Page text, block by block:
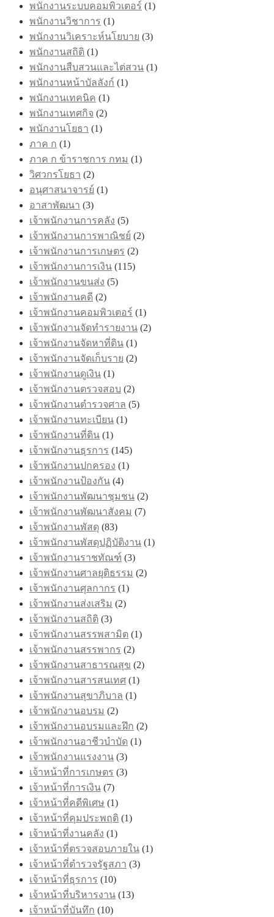
พนักงานระบบคอมพิวเตอร์ (1)
พนักงานวิชาการ (1)
พนักงานวิเคราะห์นโยบาย (3)
พนักงานสถิติ (1)
พนักงานสืบสวนและไต่สวน (1)
พนักงานหน้าบัลลังก์ (1)
พนักงานเทคนิค (1)
พนักงานเทศกิจ (2)
พนักงานโยธา (1)
ภาค ก (1)
ภาค ก ข้าราชการ กทม (1)
วิศวกรโยธา (2)
อนุศาสนาจารย์ (1)
อาสาพัฒนา (3)
เจ้าพนักงานการคลัง (5)
เจ้าพนักงานการพาณิชย์ (2)
เจ้าพนักงานการเกษตร (2)
เจ้าพนักงานการเงิน (115)
เจ้าพนักงานขนส่ง (5)
เจ้าพนักงานคดี (2)
เจ้าพนักงานคอมพิวเตอร์ (1)
เจ้าพนักงานจัดทำรายงาน (2)
เจ้าพนักงานจัดหาที่ดิน (1)
เจ้าพนักงานจัดเก็บราย (2)
เจ้าพนักงานดูเงิน (1)
เจ้าพนักงานตรวจสอบ (2)
เจ้าพนักงานตำรวจศาล (5)
เจ้าพนักงานทะเบียน (1)
เจ้าพนักงานที่ดิน (1)
เจ้าพนักงานธุรการ (145)
เจ้าพนักงานปกครอง (1)
เจ้าพนักงานป้องกัน (4)
เจ้าพนักงานพัฒนาชุมชน (2)
เจ้าพนักงานพัฒนาสังคม (7)
เจ้าพนักงานพัสดุ (83)
เจ้าพนักงานพัสดุปฏิบัติงาน (1)
เจ้าพนักงานราชทัณฑ์ (3)
เจ้าพนักงานศาลยุติธรรม (2)
เจ้าพนักงานศุลกากร (1)
เจ้าพนักงานส่งเสริม (2)
เจ้าพนักงานสถิติ (3)
เจ้าพนักงานสรรพสามิต (1)
เจ้าพนักงานสรรพากร (2)
เจ้าพนักงานสาธารณสุข (2)
เจ้าพนักงานสารสนเทศ (1)
เจ้าพนักงานสุขาภิบาล (1)
เจ้าพนักงานอบรม (2)
เจ้าพนักงานอบรมและฝึก (2)
เจ้าพนักงานอาชีวบำบัด (1)
เจ้าพนักงานแรงงาน (3)
เจ้าหน้าที่การเกษตร (3)
เจ้าหน้าที่การเงิน (7)
เจ้าหน้าที่คดีพิเศษ (1)
เจ้าหน้าที่คุมประพฤติ (1)
เจ้าหน้าที่งานคลัง (1)
เจ้าหน้าที่ตรวจสอบภายใน (1)
เจ้าหน้าที่ตำรวจรัฐสภา (3)
เจ้าหน้าที่ธุรการ (10)
เจ้าหน้าที่บริหารงาน (13)
เจ้าหน้าที่บันทึก (10)